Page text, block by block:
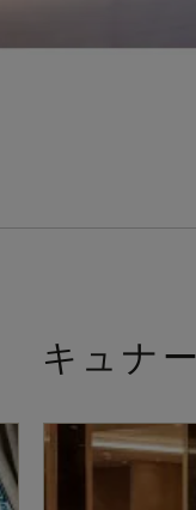
キュナ